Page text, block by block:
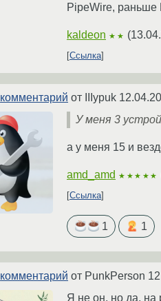
PipeWire, раньше
kaldeon ★★ (
Ссылка
комментарий от IIIypuk
У меня 3
а у меня 15 и
amd_amd ★★★★★
Ссылка
1 1
комментарий от PunkPerson
Я не он, но да, на